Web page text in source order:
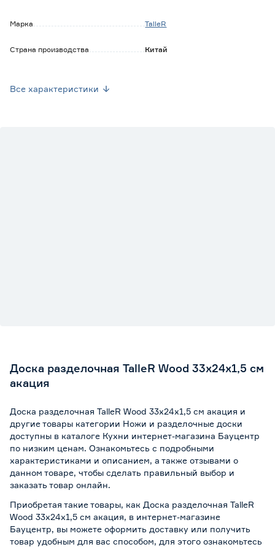
Марка TalleR
Страна производства Китай
Все характеристики
Доска разделочная TalleR Wood 33х24х1,5 см
акация
Доска разделочная TalleR Wood 33х24х1,5 см акация и
другие товары категории Ножи и разделочные доски
доступны в каталоге Кухни интернет-магазина Бауцентр
по низким ценам. Ознакомьтесь с подробными
характеристиками и описанием, а также отзывами о
данном товаре, чтобы сделать правильный выбор и
заказать товар онлайн.
Приобретая такие товары, как Доска разделочная TalleR
Wood 33х24х1,5 см акация, в интернет-магазине
Бауцентр, вы можете оформить доставку или получить
товар удобным для вас способом, для этого ознакомьтесь